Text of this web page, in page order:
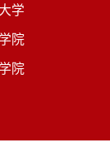
学
院
院